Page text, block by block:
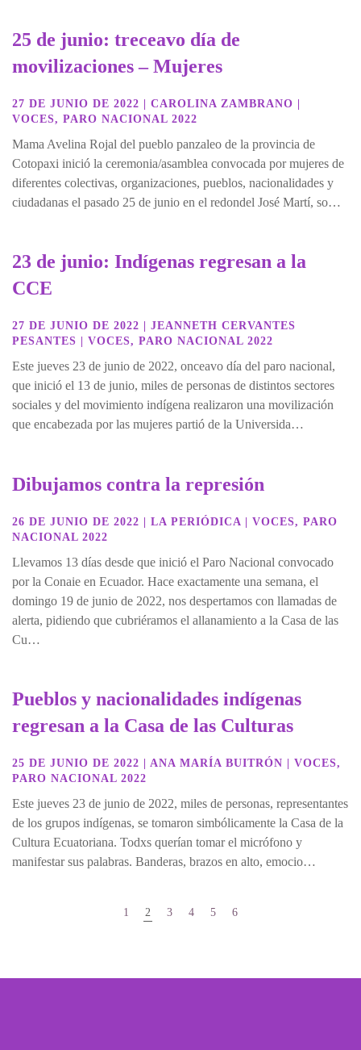
25 de junio: treceavo día de
movilizaciones – Mujeres
27 DE JUNIO DE 2022 CAROLINA ZAMBRANO
VOCES, PARO NACIONAL 2022
Mama Avelina Rojal del pueblo panzaleo de la provincia de
Cotopaxi inició la ceremonia/asamblea convocada por mujeres de
diferentes colectivas, organizaciones, pueblos, nacionalidades y
ciudadanas el pasado 25 de junio en el redondel José Martí, so…
23 de junio: Indígenas regresan a la
CCE
27 DE JUNIO DE 2022
JEANNETH CERVANTES
PESANTES
VOCES, PARO NACIONAL 2022
Este jueves 23 de junio de 2022, onceavo día del paro nacional,
que inició el 13 de junio, miles de personas de distintos sectores
sociales y del movimiento indígena realizaron una movilización
que encabezada por las mujeres partió de la Universida…
Dibujamos contra la represión
26 DE JUNIO DE 2022 | LA PERIÓDICA | VOCES, PARO
NACIONAL 2022
Llevamos 13 días desde que inició el Paro Nacional convocado
por la Conaie en Ecuador. Hace exactamente una semana, el
domingo 19 de junio de 2022, nos despertamos con llamadas de
alerta, pidiendo que cubriéramos el allanamiento a la Casa de las
Cu…
Pueblos y nacionalidades indígenas
regresan a la Casa de las Culturas
25 DE JUNIO DE 2022 ANA MARÍA BUITRÓN VOCES,
PARO NACIONAL 2022
Este jueves 23 de junio de 2022, miles de personas, representantes
de los grupos indígenas, se tomaron simbólicamente la Casa de la
Cultura Ecuatoriana. Todxs querían tomar el micrófono y
manifestar sus palabras. Banderas, brazos en alto, emocio…
1 2 3 4 5 6